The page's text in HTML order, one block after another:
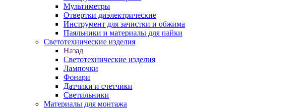
Мультиметры
Отвертки диэлектрические
Инструмент для зачистки и обжима
Паяльники и материалы для пайки
Светотехнические изделия
Назад
Светотехнические изделия
Лампочки
Фонари
Датчики и счетчики
Светильники
Материалы для монтажа